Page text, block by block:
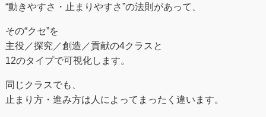
“動きやすさ・止まりやすさ”の法則があって、
その“クセ”を
主役／探究／創造／貢献の4クラスと
12のタイプで可視化します。
同じクラスでも、
止まり方・進み方は人によってまったく違います。